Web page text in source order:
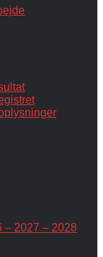
– 2027 – 2028